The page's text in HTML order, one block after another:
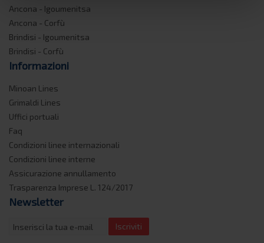
Ancona - Igoumenitsa
Ancona - Corfù
Brindisi - Igoumenitsa
Brindisi - Corfù
Informazioni
Minoan Lines
Grimaldi Lines
Uffici portuali
Faq
Condizioni linee internazionali
Condizioni linee interne
Assicurazione annullamento
Trasparenza Imprese L. 124/2017
Newsletter
Iscriviti